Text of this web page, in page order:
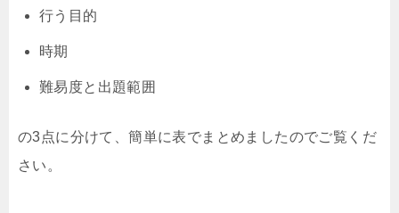
行う目的
時期
難易度と出題範囲
の3点に分けて、簡単に表でまとめましたのでご覧くだ
さい。